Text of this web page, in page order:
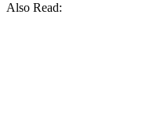
Also Read: